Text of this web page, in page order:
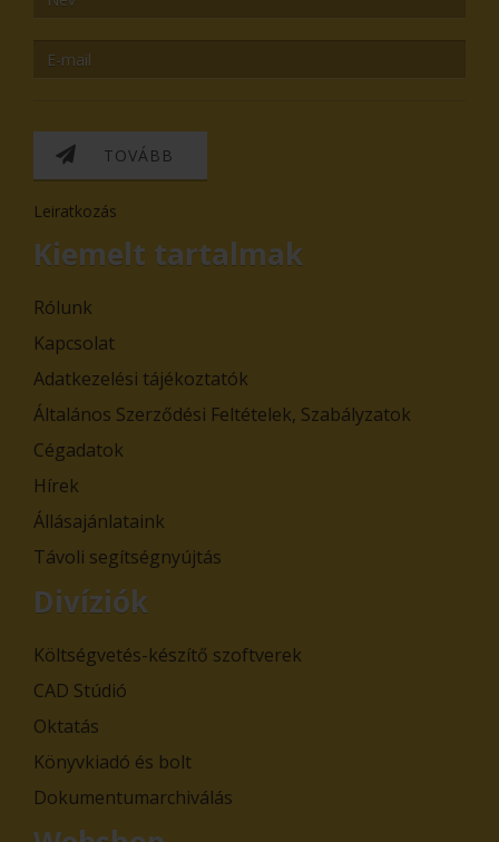
TOVÁBB
Leiratkozás
Kiemelt tartalmak
Rólunk
Kapcsolat
Adatkezelési tájékoztatók
Általános Szerződési Feltételek, Szabályzatok
Cégadatok
Hírek
Állásajánlataink
Távoli segítségnyújtás
Divíziók
Költségvetés-készítő szoftverek
CAD Stúdió
Oktatás
Könyvkiadó és bolt
Dokumentumarchiválás